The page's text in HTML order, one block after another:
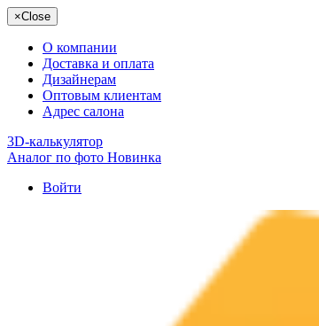
×Close
О компании
Доставка и оплата
Дизайнерам
Оптовым клиентам
Адрес салона
3D-калькулятор
Аналог по фото Новинка
Войти